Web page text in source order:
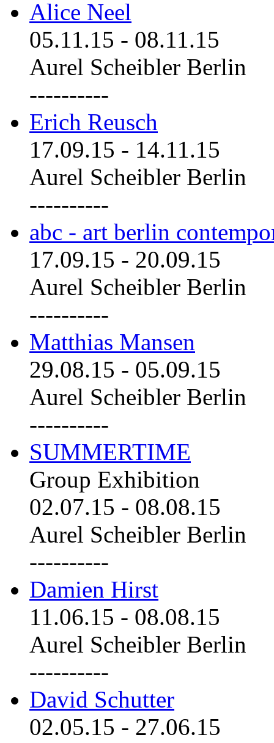
Alice Neel
05.11.15 - 08.11.15
Aurel Scheibler Berlin
----------
Erich Reusch
17.09.15 - 14.11.15
Aurel Scheibler Berlin
----------
abc - art berlin
17.09.15 - 20.09.15
Aurel Scheibler Berlin
----------
Matthias Mansen
29.08.15 - 05.09.15
Aurel Scheibler Berlin
----------
SUMMERTIME
Group Exhibition
02.07.15 - 08.08.15
Aurel Scheibler Berlin
----------
Damien Hirst
11.06.15 - 08.08.15
Aurel Scheibler Berlin
----------
David Schutter
02.05.15 - 27.06.15